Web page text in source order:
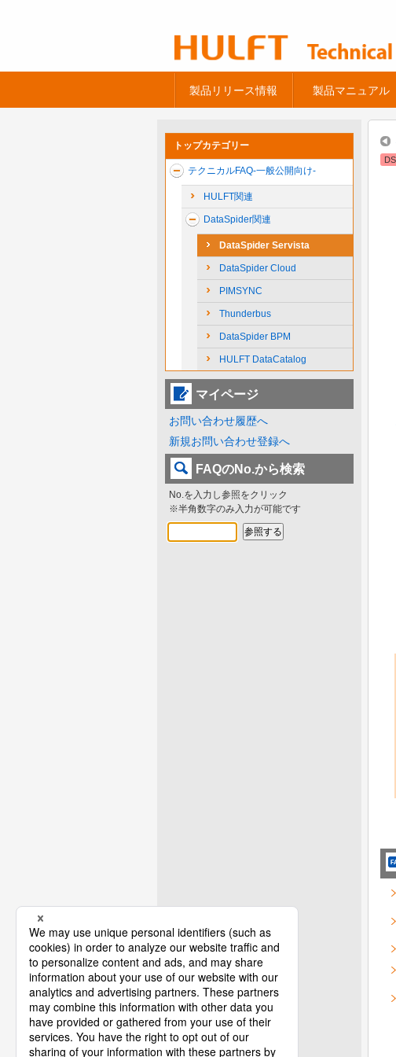
製品リリース情報 製品マニュアル
トップカテゴリー
テクニカルFAQ-一般公開向け-
HULFT関連
DataSpider関連
DataSpider Servista
DataSpider Cloud
PIMSYNC
Thunderbus
DataSpider BPM
HULFT DataCatalog
マイページ
お問い合わせ履歴へ
新規お問い合わせ登録へ
FAQのNo.から検索
No.を入力し参照をクリック
※半角数字のみ入力が可能です